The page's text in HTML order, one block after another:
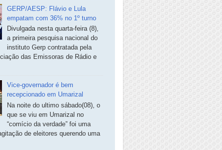
GERP/AESP: Flávio e Lula
empatam com 36% no 1º turno
Divulgada nesta quarta-feira (8),
a primeira pesquisa nacional do
instituto Gerp contratada pela
das Emissoras de Rádio e
Vice-governador é bem
recepcionado em Umarizal
Na noite do ultimo sábado(08), o
que se viu em Umarizal no
“comício da verdade” foi uma
de eleitores querendo uma